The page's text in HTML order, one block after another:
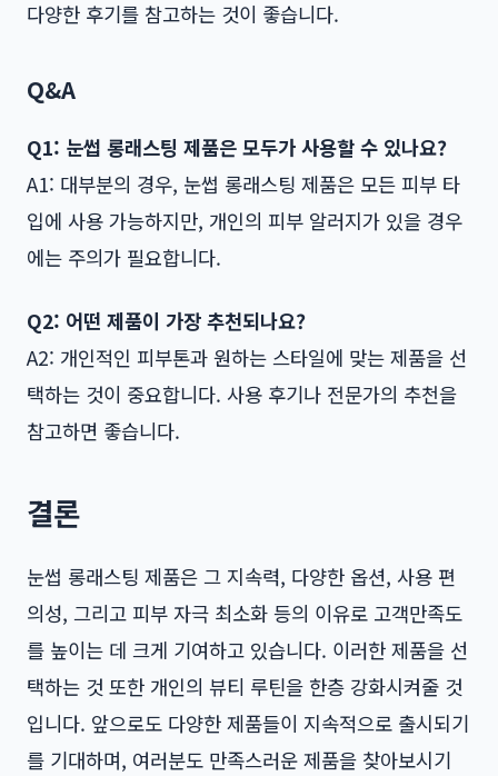
다양한 후기를 참고하는 것이 좋습니다.
Q&A
Q1: 눈썹 롱래스팅 제품은 모두가 사용할 수 있나요?
A1: 대부분의 경우, 눈썹 롱래스팅 제품은 모든 피부 타
입에 사용 가능하지만, 개인의 피부 알러지가 있을 경우
에는 주의가 필요합니다.
Q2: 어떤 제품이 가장 추천되나요?
A2: 개인적인 피부톤과 원하는 스타일에 맞는 제품을 선
택하는 것이 중요합니다. 사용 후기나 전문가의 추천을
참고하면 좋습니다.
결론
눈썹 롱래스팅 제품은 그 지속력, 다양한 옵션, 사용 편
의성, 그리고 피부 자극 최소화 등의 이유로 고객만족도
를 높이는 데 크게 기여하고 있습니다. 이러한 제품을 선
택하는 것 또한 개인의 뷰티 루틴을 한층 강화시켜줄 것
입니다. 앞으로도 다양한 제품들이 지속적으로 출시되기
를 기대하며, 여러분도 만족스러운 제품을 찾아보시기